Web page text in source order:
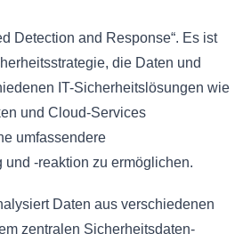
Detection and Response“. Es ist
die Daten und
IT-Sicherheitslösungen wie
und Cloud-Services
umfassendere
und -reaktion zu ermöglichen.
Daten aus verschiedenen
zentralen Sicherheitsdaten-